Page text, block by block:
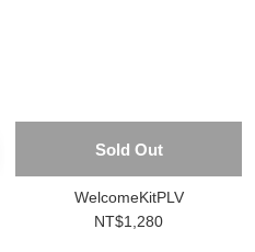
Sold Out
WelcomeKitPLV
NT$1,280